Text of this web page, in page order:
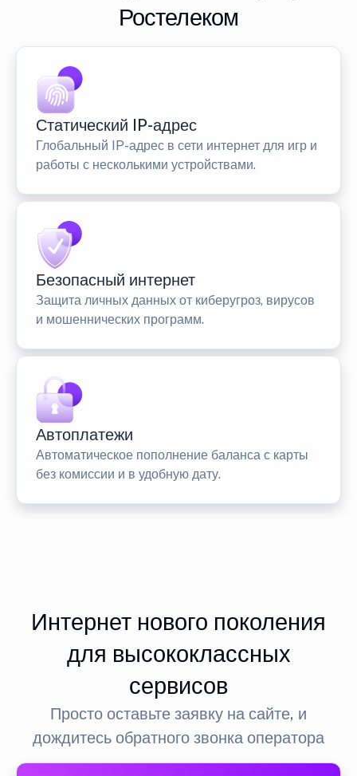
Ростелеком
Статический IP-адрес
Глобальный IP-адрес в сети интернет для игр и
работы с несколькими устройствами.
Безопасный интернет
Защита личных данных от киберугроз, вирусов
и мошеннических программ.
Автоплатежи
Автоматическое пополнение баланса с карты
без комиссии и в удобную дату.
Интернет нового поколения
для высококлассных
сервисов
Просто оставьте заявку на сайте, и
дождитесь обратного звонка оператора